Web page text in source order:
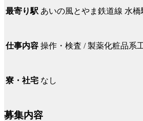
最寄り駅 あいの風とやま鉄道線 水橋
仕事内容 操作・検査 / 製薬化粧品系
寮・社宅 なし
募集内容